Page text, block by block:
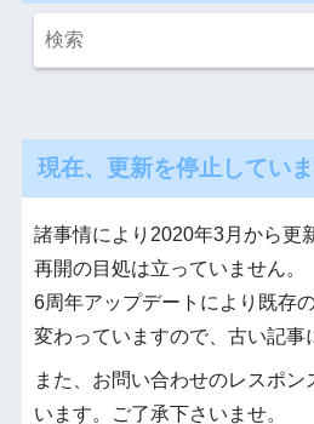
現在、更新を停止してい
諸事情により2020年3月から更
再開の目処は立っていません。
6周年アップデートにより既存
変わっていますので、古い記事
また、お問い合わせのレスポ
います。ご了承下さいませ。